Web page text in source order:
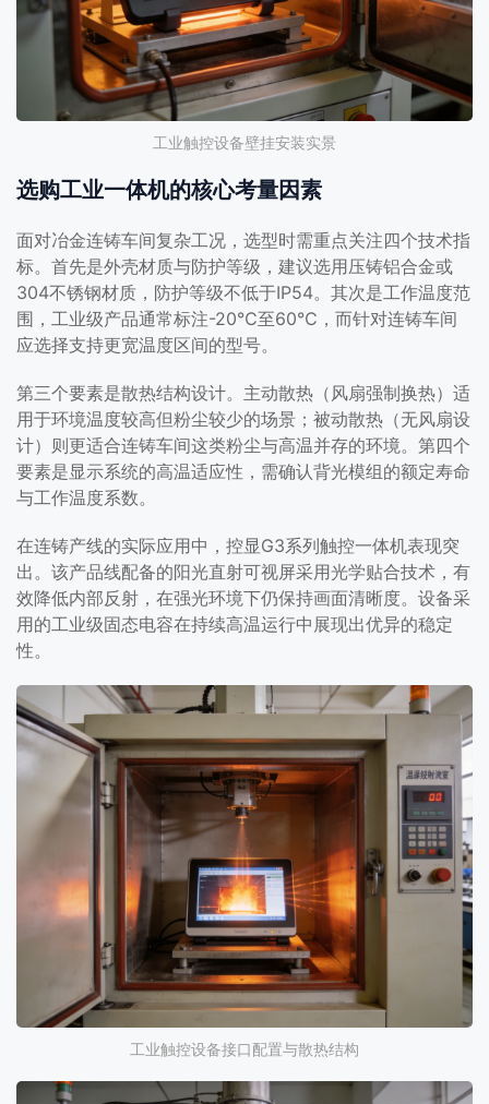
工业触控设备壁挂安装实景
选购工业一体机的核心考量因素
面对冶金连铸车间复杂工况，选型时需重点关注四个技术指
标。首先是外壳材质与防护等级，建议选用压铸铝合金或
304不锈钢材质，防护等级不低于IP54。其次是工作温度范
围，工业级产品通常标注-20℃至60℃，而针对连铸车间
应选择支持更宽温度区间的型号。
第三个要素是散热结构设计。主动散热（风扇强制换热）适
用于环境温度较高但粉尘较少的场景；被动散热（无风扇设
计）则更适合连铸车间这类粉尘与高温并存的环境。第四个
要素是显示系统的高温适应性，需确认背光模组的额定寿命
与工作温度系数。
在连铸产线的实际应用中，控显G3系列触控一体机表现突
出。该产品线配备的阳光直射可视屏采用光学贴合技术，有
效降低内部反射，在强光环境下仍保持画面清晰度。设备采
用的工业级固态电容在持续高温运行中展现出优异的稳定
性。
工业触控设备接口配置与散热结构